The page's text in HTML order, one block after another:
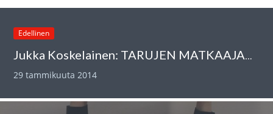
Edellinen
Jukka Koskelainen: TARUJEN MATKAAJAN SATTUMAT TROPIIKISSA eli demonikraattinen näkemys sananvapauden mahdolliseen puutteeseen
29 tammikuuta 2014